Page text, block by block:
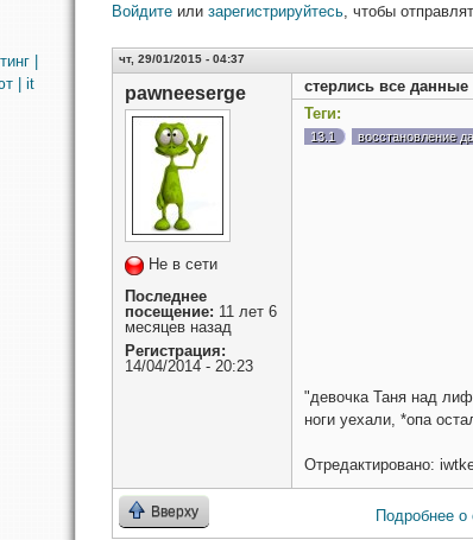
Войдите или зарегистрируйтесь , чтобы
чт, 29/01/2015 - 04:37
pawneeserge
Не в сети
Последнее
посещение: 11 лет 6
месяцев назад
Регистрация:
14/04/2014 - 20:23
стерлись все данные
Теги:
13.1 восстановление
"девочка Таня над
ноги уехали, *опа
Отредактировано:
Вверху Подробнее о